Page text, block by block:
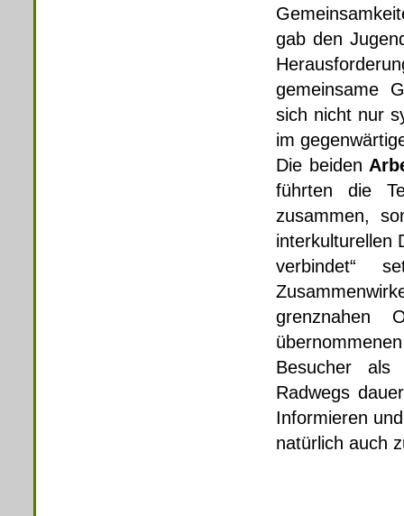
gab den
gemeinsame
sich nicht nur
im
Die beiden
führten die
zusammen,
interkulturellen
verbindet“
grenznahen
Besucher als
Radwegs
Informieren
natürlich auch